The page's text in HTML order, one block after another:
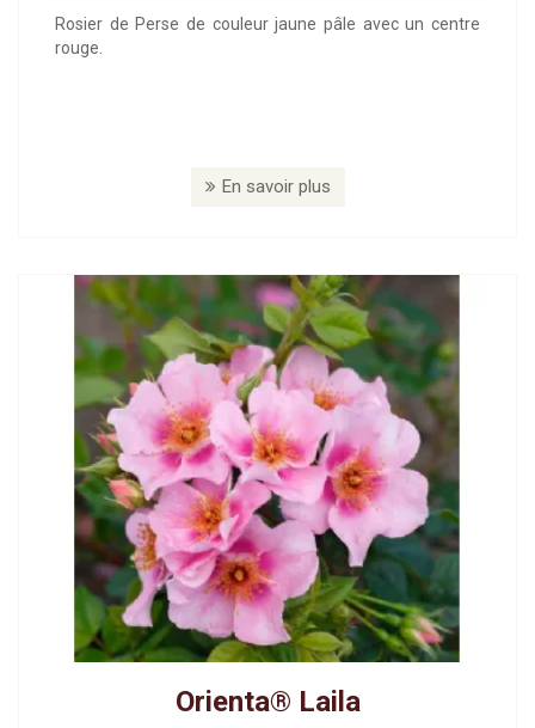
Rosier de Perse de couleur jaune pâle avec un centre
rouge.
En savoir plus
Orienta® Laila